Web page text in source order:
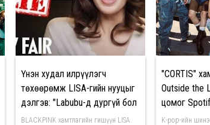
Үнэн худал илрүүлэгч
төхөөрөмж LISA-гийн нууцыг
дэлгэв: "Labubu-д дургүй бол
шууд Red Flag!"
BLACKPINK хамтлагийн гишүүн LISA
"CORTIS"
Outside the
цомог
хандалт
K-pop-ийн